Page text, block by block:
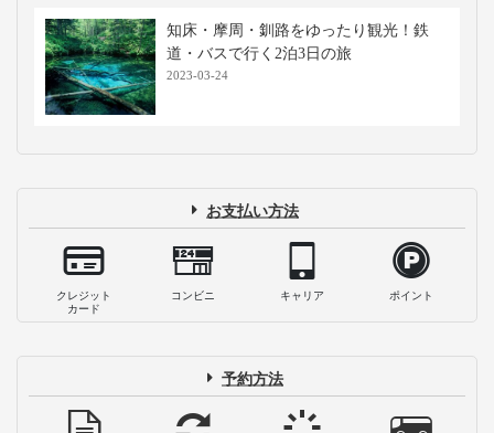
知床・摩周・釧路をゆったり観光！鉄
道・バスで行く2泊3日の旅
2023-03-24
お支払い方法
クレジット
カード
コンビニ キャリア ポイント
予約方法